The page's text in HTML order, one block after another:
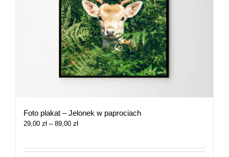
Foto plakat – Jelonek w paprociach
29,00 zł – 89,00 złZakres
29,00 zł